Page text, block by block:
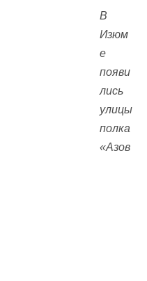
В
Изюм
е
появи
лись
улицы
полка
«Азов